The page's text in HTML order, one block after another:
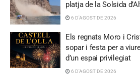
platja de la Solsida
6 D'AGOST DE 2026
Els regnats Moro i
sopar i festa per a
d’un espai privilegiat
6 D'AGOST DE 2026